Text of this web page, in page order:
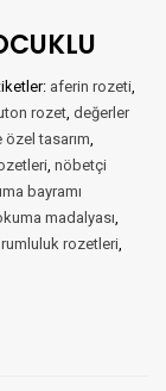
aferin rozeti
rozet değerler
özel tasarım
nöbetçi
bayramı
madalyası
rozetleri